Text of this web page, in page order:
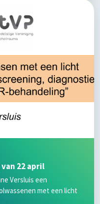
22 april
Versluis een
met een licht